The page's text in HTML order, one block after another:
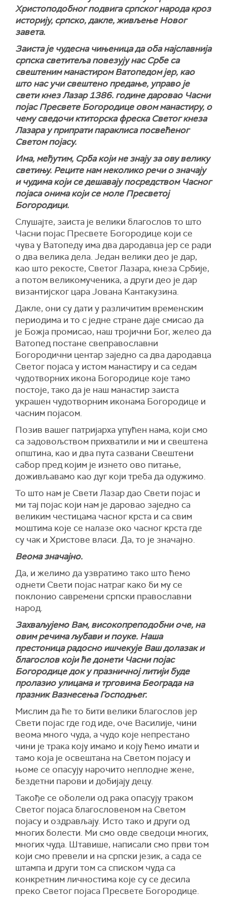
Христоподобног подвига српског народа кроз
историју, српско, дакле, живљење Новог
завета.
Заиста је чудесна чињеница да оба најславнија
српска светитеља повезују нас Србе са
свештеним манастиром Ватопедом јер, као
што нас учи свештено предање, управо је
свети кнез Лазар 1386. године даровао Часни
појас Пресвете Богородице овом манастиру, о
чему сведочи ктиторска фреска Светог кнеза
Лазара у припрати параклиса посвећеног
Светом појасу.
Има, међутим, Срба који не знају за ову велику
светињу. Реците нам неколико речи о значају
и чудима који се дешавају посредством Часног
појаса онима који се моле Пресветој
Богородици.
Слушајте, заиста је велики благослов то што
Часни појас Пресвете Богородице који се
чува у Ватопеду има два дародавца јер се ради
о два велика дела. Један велики део је дар,
као што рекосте, Светог Лазара, кнеза Србије,
а потом великомученика, а други део је дар
византијског цара Јована Кантакузина.
Дакле, они су дати у различитим временским
периодима и то с једне стране даје смисао да
је Божја промисао, наш тројични Бог, желео да
Ватопед постане свеправославни
Богородични центар заједно са два дародавца
Светог појаса у истом манастиру и са седам
чудотворних икона Богородице које тамо
постоје, тако да је наш манастир заиста
украшен чудотворним иконама Богородице и
часним појасом.
Позив вашег патријарха упућен нама, који смо
са задовољством прихватили и ми и свештена
општина, као и два пута сазвани Свештени
сабор пред којим је изнето ово питање,
доживљавамо као дуг који треба да одужимо.
То што нам је Свети Лазар дао Свети појас и
ми тај појас који нам је даровао заједно са
великим честицама часног крста и са свим
моштима које се налазе око часног крста где
су чак и Христове власи. Да, то је значајно.
Веома значајно.
Да, и желимо да узвратимо тако што ћемо
однети Свети појас натраг како би му се
поклонио савремени српски православни
народ.
Захваљујемо Вам, високопреподобни оче, на
овим речима љубави и поуке. Наша
престоница радосно ишчекује Ваш долазак и
благослов који ће донети Часни појас
Богородице док у празничној литији буде
пролазио улицама и трговима Београда на
празник Вазнесења Господњег.
Мислим да ће то бити велики благослов јер
Свети појас где год иде, оче Василије, чини
веома много чуда, а чудо које непрестано
чини је трака коју имамо и коју ћемо имати и
тамо која је освештана на Светом појасу и
њоме се опасују нарочито неплодне жене,
бездетни парови и добијају децу.
Такође се оболели од рака опасују траком
Светог појаса благословеном на Светом
појасу и оздрављају. Исто тако и други од
многих болести. Ми смо овде сведоци многих,
многих чуда. Штавише, написали смо први том
који смо превели и на српски језик, а сада се
штампа и други том са списком чуда са
конкретним личностима које су се десила
преко Светог појаса Пресвете Богородице.